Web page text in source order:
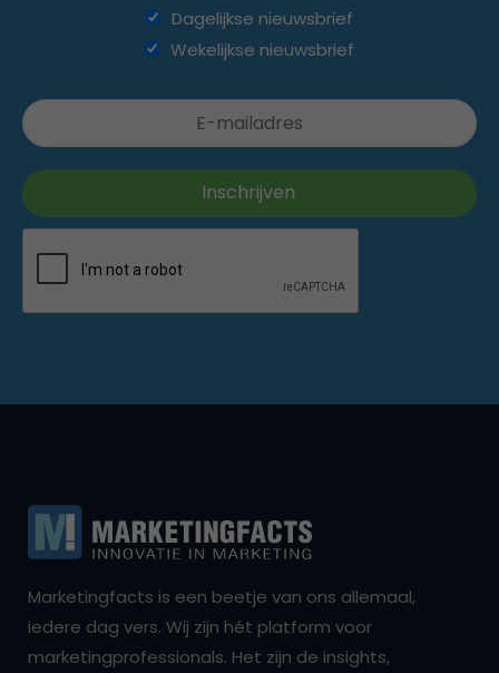
Dagelijkse nieuwsbrief
Wekelijkse nieuwsbrief
Marketingfacts is een beetje van ons allemaal,
iedere dag vers. Wij zijn hét platform voor
marketingprofessionals. Het zijn de insights,